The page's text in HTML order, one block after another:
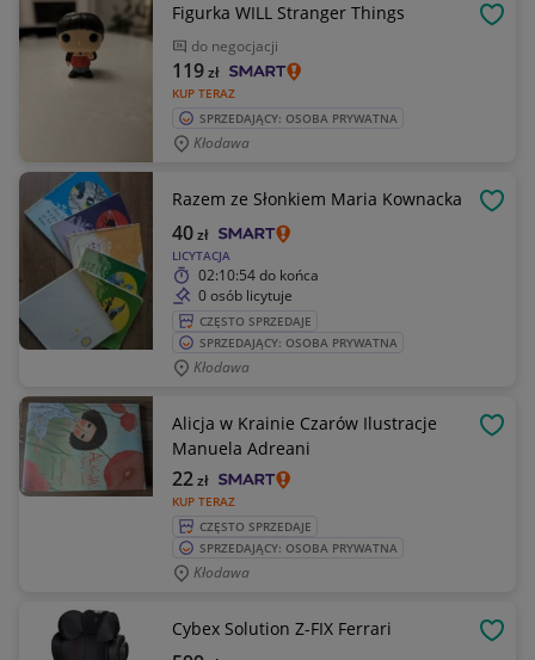
Figurka WILL Stranger Things
do negocjacji
KUP TERAZ
119zł
SPRZEDAJĄCY: OSOBA PRYWATNA
Kłodawa
Razem ze Słonkiem Maria Kownacka
LICYTACJA
40zł
02:10:54do końca
0 osób licytuje
CZĘSTO SPRZEDAJE
SPRZEDAJĄCY: OSOBA PRYWATNA
Kłodawa
Alicja w Krainie Czarów Ilustracje
Manuela Adreani
KUP TERAZ
22zł
CZĘSTO SPRZEDAJE
SPRZEDAJĄCY: OSOBA PRYWATNA
Kłodawa
Cybex Solution Z-FIX Ferrari